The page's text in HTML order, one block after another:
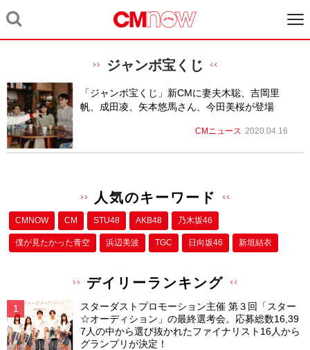
ジャンボ宝くじ
「ジャンボ宝くじ」新CMに妻夫木聡、吉岡里
帆、成田凌、矢本悠馬さん、今田美桜が登場
CMニュース 2020.04.16
人気のキーワード
CMNOW CM STU48 AKB48 乃木坂46
僕が⾒たかった⻘空 浜辺美波 TGC 日向坂46 新垣結衣
デイリーランキング
スターダストプロモーション主催 第３回「スター
☆オーディション」の最終選考会。応募総数16,39
7人の中から選び抜かれたファイナリスト16人から
グランプリが決定！